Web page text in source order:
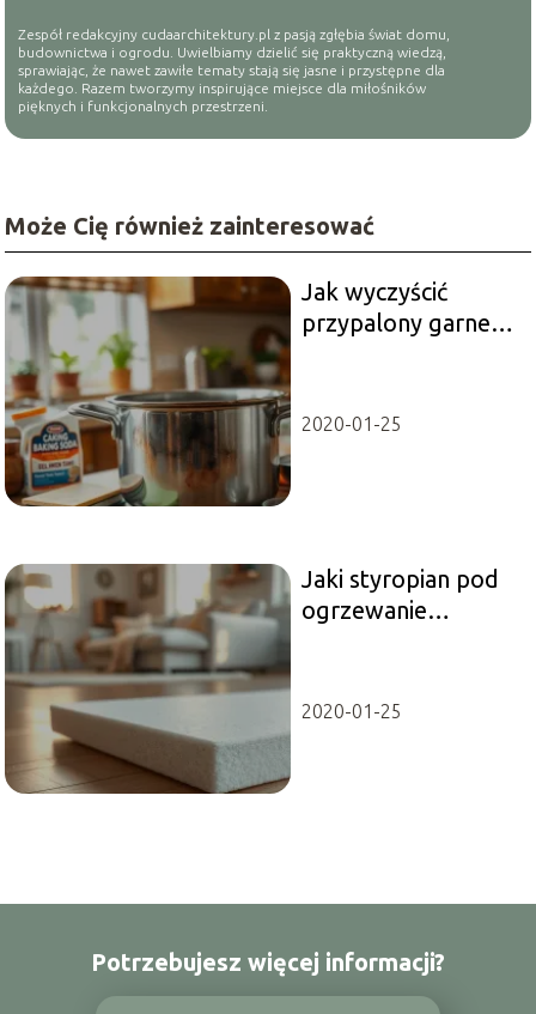
Zespół redakcyjny cudaarchitektury.pl z pasją zgłębia świat domu,
budownictwa i ogrodu. Uwielbiamy dzielić się praktyczną wiedzą,
sprawiając, że nawet zawiłe tematy stają się jasne i przystępne dla
każdego. Razem tworzymy inspirujące miejsce dla miłośników
pięknych i funkcjonalnych przestrzeni.
Może Cię również zainteresować
Jak wyczyścić
przypalony garnek?
2020-01-25
Jaki styropian pod
ogrzewanie
Ciebie
2020-01-25
Potrzebujesz więcej informacji?